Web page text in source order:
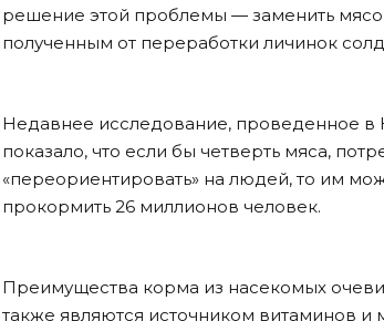
решение этой проблемы — заменить
полученным от переработки личинок
Недавнее исследование, проведенное в
показало, что если бы четверть мяса,
«переориентировать» на людей, то им
прокормить 26 миллионов человек.
Преимущества корма из насекомых
также являются источником витаминов и